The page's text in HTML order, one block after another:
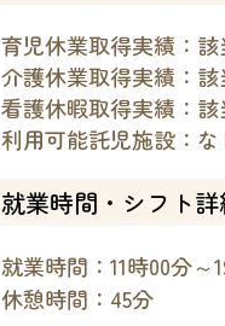
育児休業取得実績：該
介護休業取得実績：該
看護休暇取得実績：該
利用可能託児施設：な
就業時間・シフト詳
就業時間：11時00分～
休憩時間：45分